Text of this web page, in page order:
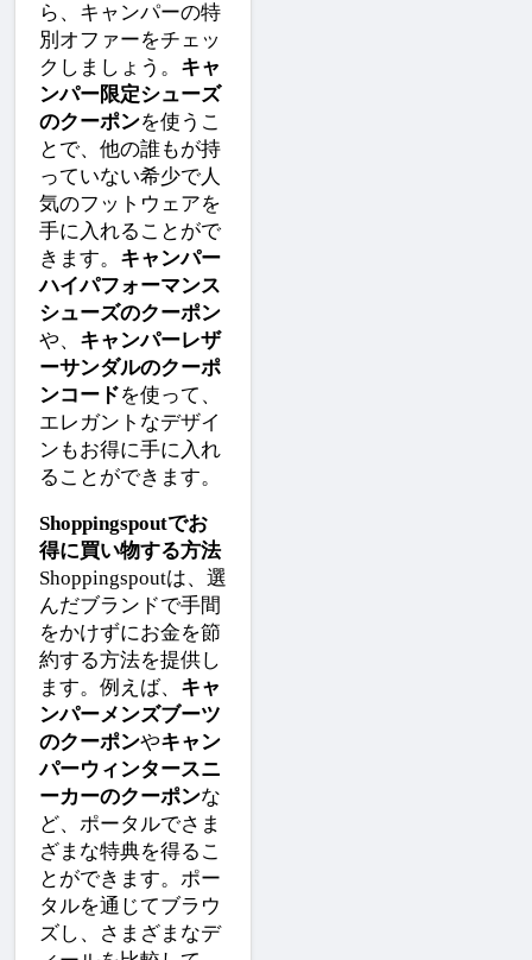
ら、キャンパーの特
別オファーをチェッ
クしましょう。 キャ
ンパー限定シューズ
のクーポンを使うこ
とで、他の誰もが持
っていない希少で人
気のフットウェアを
手に入れることがで
きます。 キャンパー
ハイパフォーマンス
シューズのクーポン
や、 キャンパーレザ
ーサンダルのクーポ
ンコードを使って、
エレガントなデザイ
ンもお得に手に入れ
ることができます。
Shoppingspoutでお
得に買い物する方法
Shoppingspoutは、選
んだブランドで手間
をかけずにお金を節
約する方法を提供し
ます。例えば、 キャ
ンパーメンズブーツ
のクーポンやキャン
パーウィンタースニ
ーカーのクーポンな
ど、ポータルでさま
ざまな特典を得るこ
とができます。ポー
タルを通じてブラウ
ズし、さまざまなデ